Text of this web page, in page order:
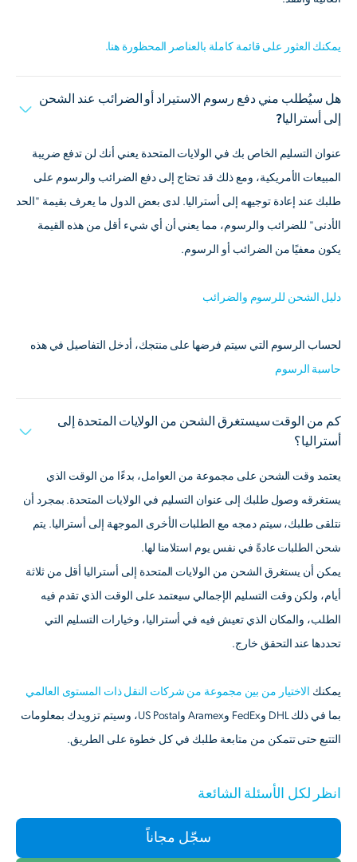
يمكنك العثور على قائمة كاملة بالعناصر المحظورة هنا.
هل سيُطلب مني دفع رسوم الاستيراد أو الضرائب عند الشحن
إلى أستراليا?
عنوان التسليم الخاص بك في الولايات المتحدة يعني أنك لن تدفع ضريبة
المبيعات الأمريكية، ومع ذلك قد تحتاج إلى دفع الضرائب والرسوم على
طلبك عند إعادة توجيهه إلى أستراليا. لدى بعض الدول ما يعرف بقيمة "الحد
الأدنى" للضرائب والرسوم، مما يعني أن أي شيء أقل من هذه القيمة
يكون معفيًا من الضرائب أو الرسوم.
دليل الشحن للرسوم والضرائب
لحساب الرسوم التي سيتم فرضها على منتجك، أدخل التفاصيل في هذه
حاسبة الرسوم
كم من الوقت سيستغرق الشحن من الولايات المتحدة إلى
أستراليا؟
يعتمد وقت الشحن على مجموعة من العوامل، بدءًا من الوقت الذي
يستغرقه وصول طلبك إلى عنوان التسليم في الولايات المتحدة. بمجرد أن
نتلقى طلبك، سيتم دمجه مع الطلبات الأخرى الموجهة إلى أستراليا. يتم
شحن الطلبات عادةً في نفس يوم استلامنا لها.
يمكن أن يستغرق الشحن من الولايات المتحدة إلى أستراليا أقل من ثلاثة
أيام، ولكن وقت التسليم الإجمالي سيعتمد على الوقت الذي تقدم فيه
الطلب، والمكان الذي تعيش فيه في أستراليا، وخيارات التسليم التي
تحددها عند التحقق خارج.
يمكنك الاختيار من بين مجموعة من شركات النقل ذات المستوى العالمي
بما في ذلك DHL وFedEx وAramex وUS Postal، وسيتم تزويدك بمعلومات
التتبع حتى تتمكن من متابعة طلبك في كل خطوة على الطريق.
انظر لكل الأسئلة الشائعة
سجّل مجاناً